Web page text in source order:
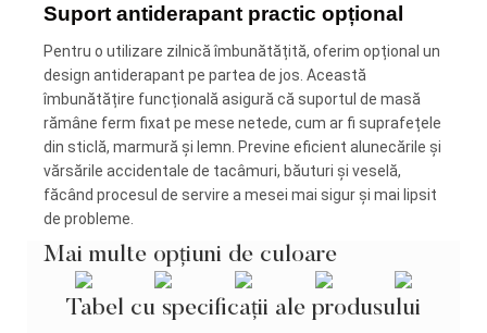
Suport antiderapant practic opțional
Pentru o utilizare zilnică îmbunătățită, oferim opțional un
design antiderapant pe partea de jos. Această
îmbunătățire funcțională asigură că suportul de masă
rămâne ferm fixat pe mese netede, cum ar fi suprafețele
din sticlă, marmură și lemn. Previne eficient alunecările și
vărsările accidentale de tacâmuri, băuturi și veselă,
făcând procesul de servire a mesei mai sigur și mai lipsit
de probleme.
Mai multe opțiuni de culoare
Tabel cu specificații ale produsului